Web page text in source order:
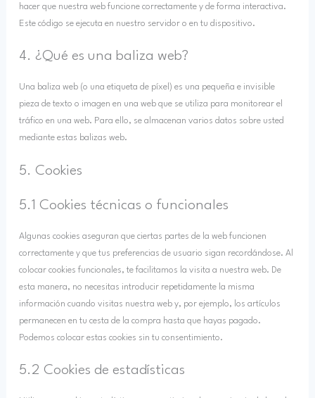
hacer que nuestra web funcione correctamente y de forma interactiva.
Este código se ejecuta en nuestro servidor o en tu dispositivo.
4. ¿Qué es una baliza web?
Una baliza web (o una etiqueta de píxel) es una pequeña e invisible
pieza de texto o imagen en una web que se utiliza para monitorear el
tráfico en una web. Para ello, se almacenan varios datos sobre usted
mediante estas balizas web.
5. Cookies
5.1 Cookies técnicas o funcionales
Algunas cookies aseguran que ciertas partes de la web funcionen
correctamente y que tus preferencias de usuario sigan recordándose. Al
colocar cookies funcionales, te facilitamos la visita a nuestra web. De
esta manera, no necesitas introducir repetidamente la misma
información cuando visitas nuestra web y, por ejemplo, los artículos
permanecen en tu cesta de la compra hasta que hayas pagado.
Podemos colocar estas cookies sin tu consentimiento.
5.2 Cookies de estadísticas